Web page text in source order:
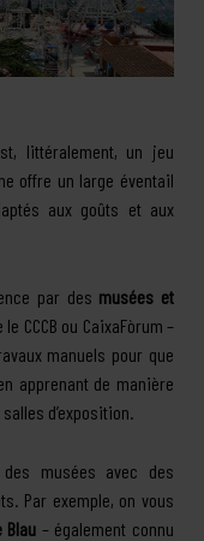
littéralement, un jeu
offre un large éventail
aux goûts et aux
par des musées et
CCCB ou CaixaFòrum –
manuels pour que
apprenant de manière
d’exposition.
musées avec des
Par exemple, on vous
Blau – également connu